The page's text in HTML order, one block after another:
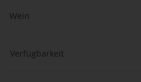
Wein
Verfügbarkeit